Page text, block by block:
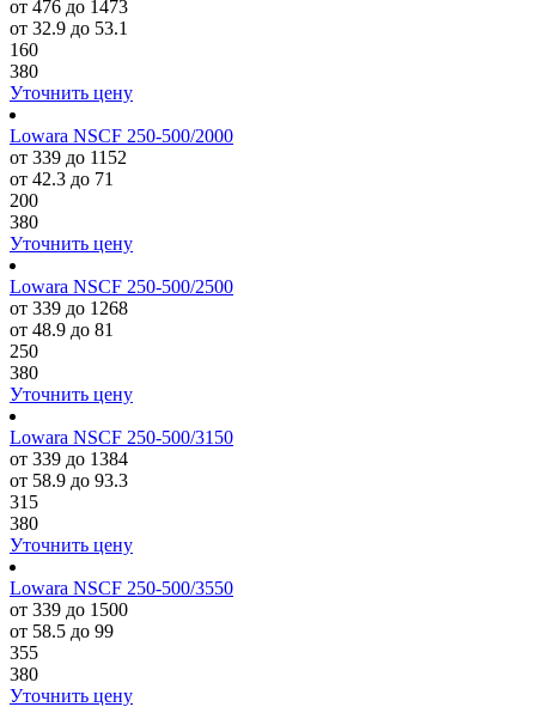
от 476 до 1473
от 32.9 до 53.1
160
380
Уточнить цену
Lowara NSCF 250-500/2000
от 339 до 1152
от 42.3 до 71
200
380
Уточнить цену
Lowara NSCF 250-500/2500
от 339 до 1268
от 48.9 до 81
250
380
Уточнить цену
Lowara NSCF 250-500/3150
от 339 до 1384
от 58.9 до 93.3
315
380
Уточнить цену
Lowara NSCF 250-500/3550
от 339 до 1500
от 58.5 до 99
355
380
Уточнить цену